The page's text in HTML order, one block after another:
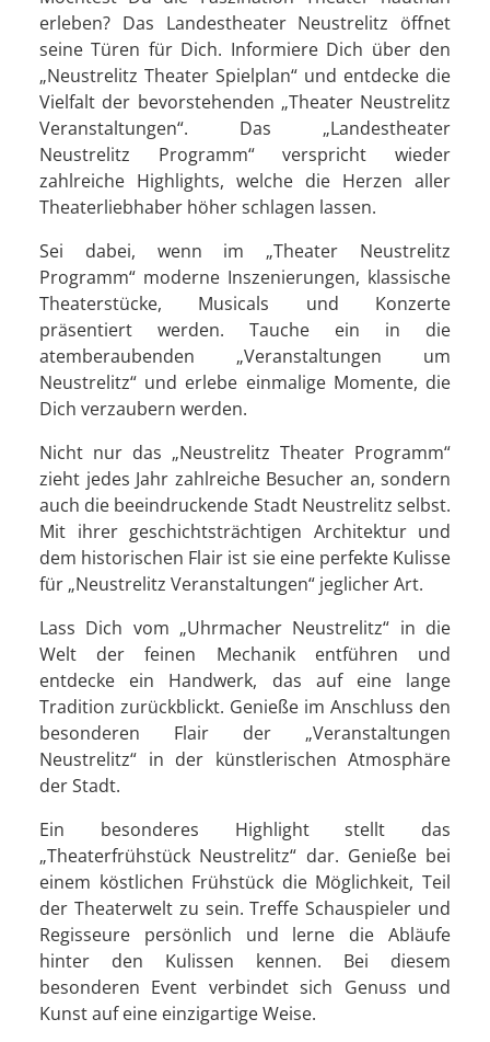
erleben? Das Landestheater Neustrelitz öffnet
seine Türen für Dich. Informiere Dich über den
„Neustrelitz Theater Spielplan“ und entdecke die
Vielfalt der bevorstehenden „Theater Neustrelitz
Veranstaltungen“. Das „Landestheater
Neustrelitz Programm“ verspricht wieder
zahlreiche Highlights, welche die Herzen aller
Theaterliebhaber höher schlagen lassen.
Sei dabei, wenn im „Theater Neustrelitz
Programm“ moderne Inszenierungen, klassische
Theaterstücke, Musicals und Konzerte
präsentiert werden. Tauche ein in die
atemberaubenden „Veranstaltungen um
Neustrelitz“ und erlebe einmalige Momente, die
Dich verzaubern werden.
Nicht nur das „Neustrelitz Theater Programm“
zieht jedes Jahr zahlreiche Besucher an, sondern
auch die beeindruckende Stadt Neustrelitz selbst.
Mit ihrer geschichtsträchtigen Architektur und
dem historischen Flair ist sie eine perfekte Kulisse
für „Neustrelitz Veranstaltungen“ jeglicher Art.
Lass Dich vom „Uhrmacher Neustrelitz“ in die
Welt der feinen Mechanik entführen und
entdecke ein Handwerk, das auf eine lange
Tradition zurückblickt. Genieße im Anschluss den
besonderen Flair der „Veranstaltungen
Neustrelitz“ in der künstlerischen Atmosphäre
der Stadt.
Ein besonderes Highlight stellt das
„Theaterfrühstück Neustrelitz“ dar. Genieße bei
einem köstlichen Frühstück die Möglichkeit, Teil
der Theaterwelt zu sein. Treffe Schauspieler und
Regisseure persönlich und lerne die Abläufe
hinter den Kulissen kennen. Bei diesem
besonderen Event verbindet sich Genuss und
Kunst auf eine einzigartige Weise.